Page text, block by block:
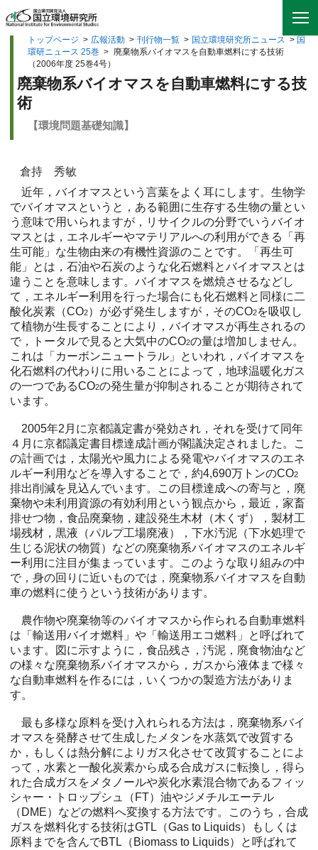
トップページ > 広報活動 > 刊行物一覧 > 国立環境研究所ニュース > 国
環研ニュース 25巻 > 廃棄物系バイオマスを自動車燃料にする技術
（2006年度 25巻4号）
廃棄物系バイオマスを自動車燃料にする技
術
【環境問題基礎知識】
倉持 秀敏
近年，バイオマスという言葉をよく耳にします。生物学
でバイオマスというと，ある範囲に生存する生物の量とい
う意味で用いられますが，リサイクルの分野でいうバイオ
マスとは，エネルギーやマテリアルへの利用ができる「再
生可能」な生物由来の有機性資源のことです。「再生可
能」とは，石油や石炭のような化石燃料とバイオマスとは
違うことを意味します。バイオマスを燃焼させるなどし
て，エネルギー利用を行った場合にも化石燃料と同様に二
酸化炭素（CO2）が必ず発生しますが，そのCO2を吸収し
て植物が生長することにより，バイオマスが再生されるの
で，トータルで見ると大気中のCO2の量は増加しません。
これは「カーボンニュートラル」といわれ，バイオマスを
化石燃料の代わりに用いることによって，地球温暖化ガス
の一つであるCO2の発生量が抑制されることが期待されて
います。
2005年2月に京都議定書が発効され，それを受けて同年
４月に京都議定書目標達成計画が閣議決定されました。こ
の計画では，太陽光や風力による発電やバイオマスのエネ
ルギー利用などを導入することで，約4,690万トンのCO2
排出削減を見込んでいます。この目標達成への寄与と，廃
棄物や未利用資源の有効利用という観点から，最近，家畜
排せつ物，食品廃棄物，建設発生木材（木くず），製材工
場残材，黒液（パルプ工場廃液），下水汚泥（下水処理で
生じる泥状の物質）などの廃棄物系バイオマスのエネルギ
ー利用に注目が集まっています。このような取り組みの中
で，身の回りに近いものでは，廃棄物系バイオマスを自動
車の燃料に使うという技術があります。
農作物や廃棄物等のバイオマスから作られる自動車燃料
は「輸送用バイオ燃料」や「輸送用エコ燃料」と呼ばれて
います。図に示すように，食品残さ，汚泥，廃食物油など
の様々な廃棄物系バイオマスから，ガスから液体まで様々
な自動車燃料を作るには，いくつかの製造方法がありま
す。
最も多様な原料を受け入れられる方法は，廃棄物系バイ
オマスを発酵させて生成したメタンを水蒸気で改質する
か，もしくは熱分解によりガス化させて改質することによ
って，水素と一酸化炭素から成る合成ガスに転換し，得ら
れた合成ガスをメタノールや炭化水素混合物であるフィッ
シャー・トロップシュ（FT）油やジメチルエーテル
（DME）などの燃料へ変換する方法です。このうち，合成
ガスを燃料化する技術はGTL（Gas to Liquids）もしくは
原料までを含んでBTL（Biomass to Liquids）と呼ばれて